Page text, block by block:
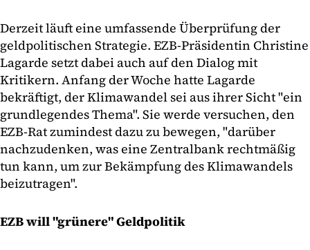
Derzeit läuft eine umfassende Überprüfung der
geldpolitischen Strategie. EZB-Präsidentin Christine
Lagarde setzt dabei auch auf den Dialog mit
Kritikern. Anfang der Woche hatte Lagarde
bekräftigt, der Klimawandel sei aus ihrer Sicht "ein
grundlegendes Thema". Sie werde versuchen, den
EZB-Rat zumindest dazu zu bewegen, "darüber
nachzudenken, was eine Zentralbank rechtmäßig
tun kann, um zur Bekämpfung des Klimawandels
beizutragen".
EZB will "grünere" Geldpolitik